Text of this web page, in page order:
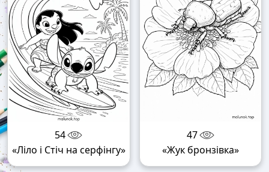
54
«Ліло і Стіч на серфінгу»
47
«Жук бронзівка»